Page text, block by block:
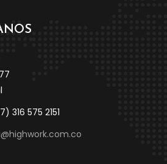
316 575 2151